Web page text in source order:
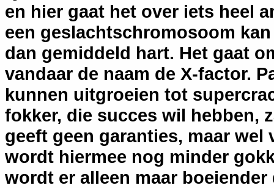
en hier gaat het over iets heel
een geslachtschromosoom
dan gemiddeld hart. Het gaat
vandaar de naam de X-factor.
kunnen uitgroeien tot
fokker, die succes wil hebben,
geeft geen garanties, maar
wordt hiermee nog minder
wordt er alleen maar boeiender